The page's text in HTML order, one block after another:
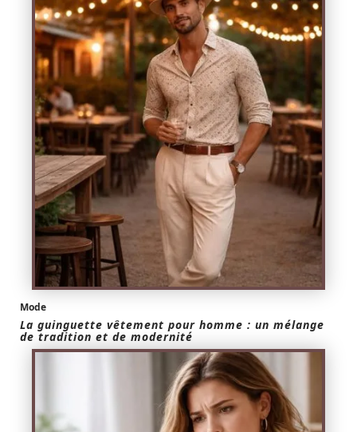
Mode
La guinguette vêtement pour homme : un mélange
de tradition et de modernité